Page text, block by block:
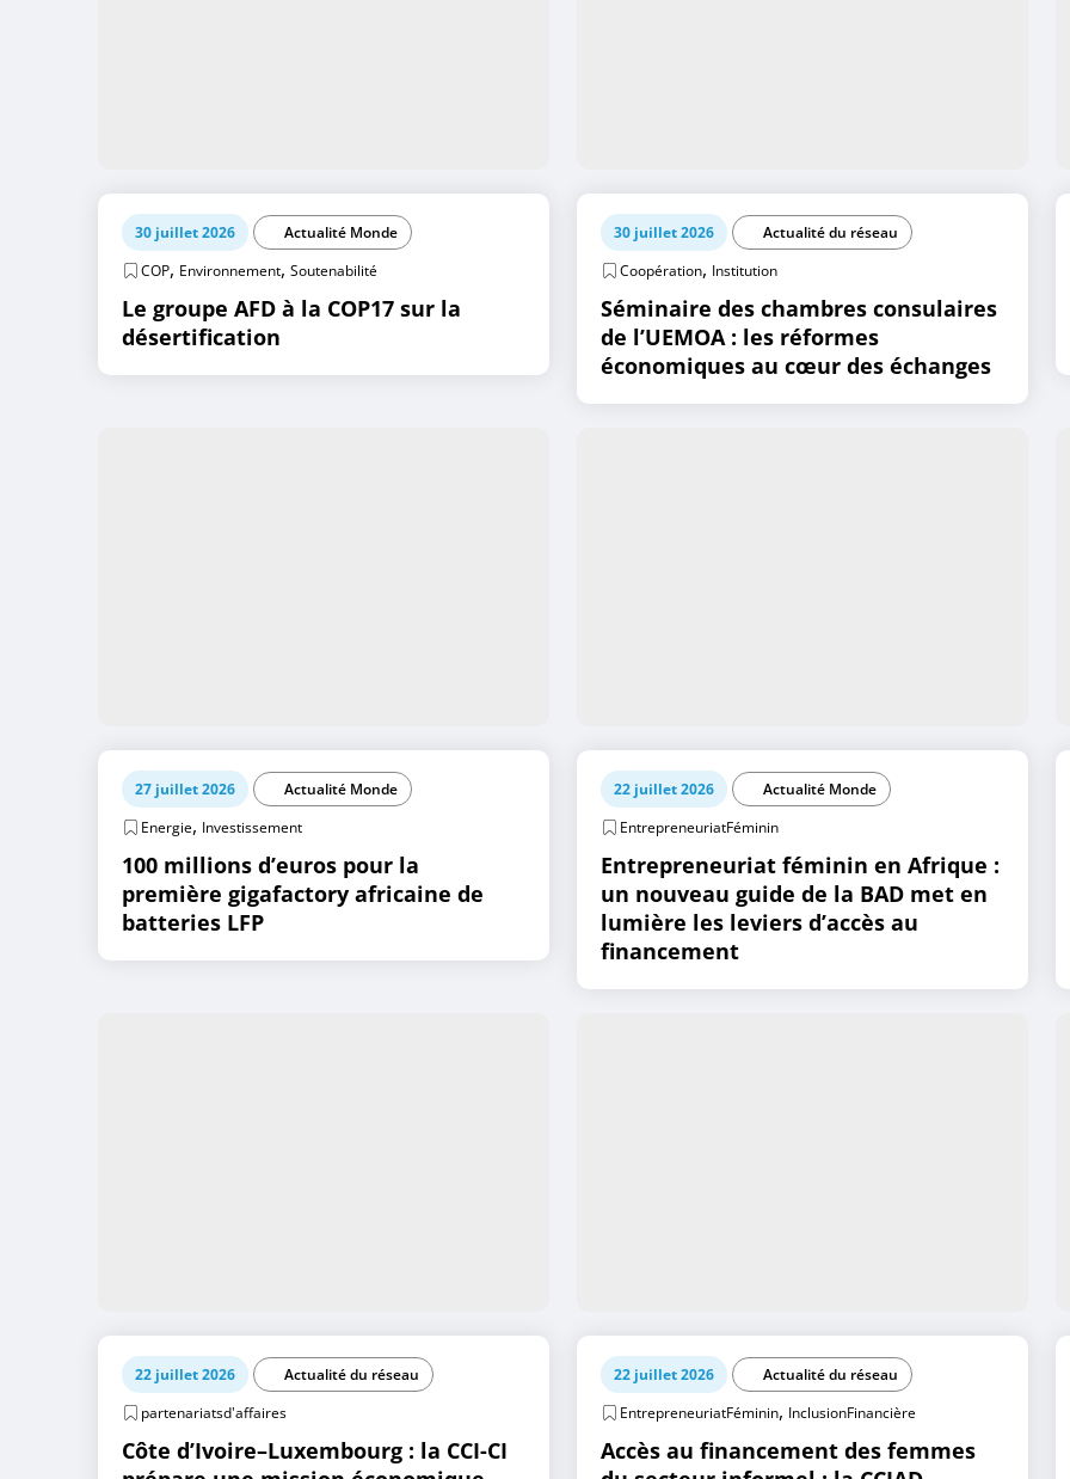
30 juillet 2026
Actualité Monde
COP, Environnement, Soutenabilité
Le groupe AFD à la COP17 sur la
désertification
30 juillet 2026
Actualité du réseau
Coopération, Institution
Séminaire des chambres consulaires
de l’UEMOA : les réformes
économiques au cœur des échanges
27 juillet 2026
Actualité Monde
Energie, Investissement
100 millions d’euros pour la
première gigafactory africaine de
batteries LFP
22 juillet 2026
Actualité Monde
EntrepreneuriatFéminin
Entrepreneuriat féminin en Afrique :
un nouveau guide de la BAD met en
lumière les leviers d’accès au
financement
22 juillet 2026
Actualité du réseau
partenariatsd'affaires
Côte d’Ivoire–Luxembourg : la CCI-CI
22 juillet 2026
Actualité du réseau
EntrepreneuriatFéminin, InclusionFinancière
Accès au financement des femmes